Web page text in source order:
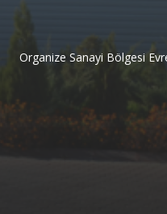
3. Organize Sanayi Bölgesi